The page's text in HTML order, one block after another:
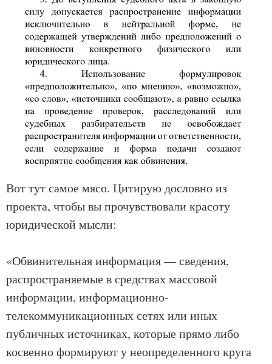
Вот тут самое мясо. Цитирую дословно из
проекта, чтобы вы прочувствовали красоту
юридической мысли:
«Обвинительная информация — сведения,
распространяемые в средствах массовой
информации, информационно-
телекоммуникационных сетях или иных
публичных источниках, которые прямо либо
косвенно формируют у неопределенного круга